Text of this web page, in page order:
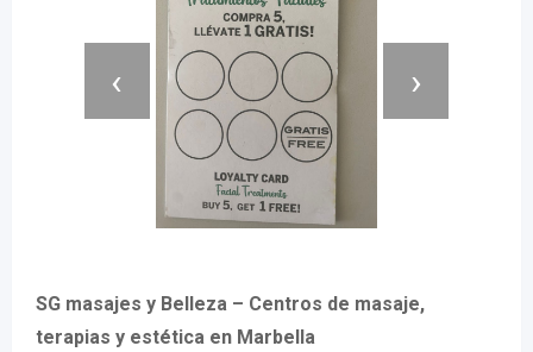
‹ ›
SG masajes y Belleza – Centros de masaje,
terapias y estética en Marbella